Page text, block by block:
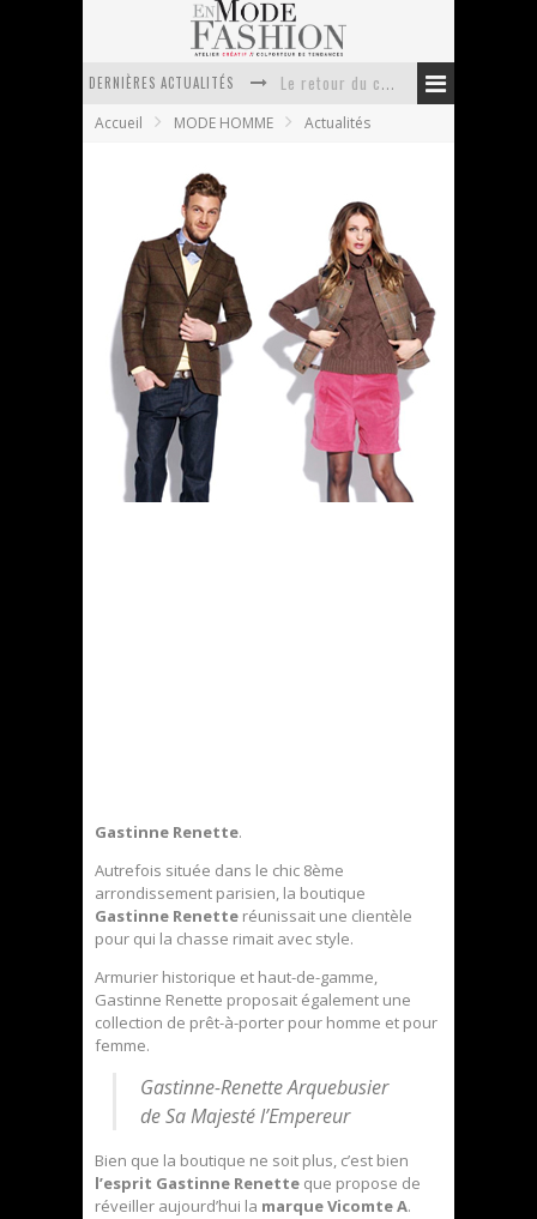
DERNIÈRES ACTUALITÉS
Le retour du cachemire version casual
Pourquoi le costume sur mesure à Paris est un incontournable de l’élégance contemporaine ?
Anti chute cheveux homme : quelles solutions pour renforcer sa chevelure ?
Accueil MODE HOMME Actualités
Gastinne Renette by Vicomte A.
En Mode Fashion
20 juillet 2011
Actualités
Gastinne Renette.
Autrefois située dans le chic 8ème
arrondissement parisien, la boutique
Gastinne Renette réunissait une clientèle
pour qui la chasse rimait avec style.
Armurier historique et haut-de-gamme,
Gastinne Renette proposait également une
collection de prêt-à-porter pour homme et pour
femme.
Gastinne-Renette Arquebusier
de Sa Majesté l’Empereur
Bien que la boutique ne soit plus, c’est bien
l’esprit Gastinne Renette que propose de
réveiller aujourd’hui la marque Vicomte A.